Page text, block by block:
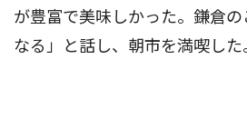
が豊富で美味しかった。鎌倉
なる」と話し、朝市を満喫した